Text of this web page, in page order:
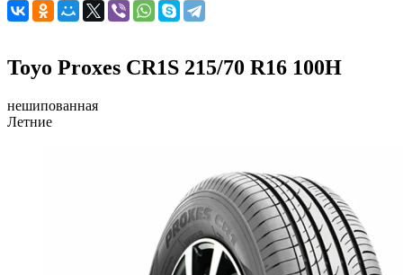
Toyo Proxes CR1S 215/70 R16 100H
нешипованная
Летние